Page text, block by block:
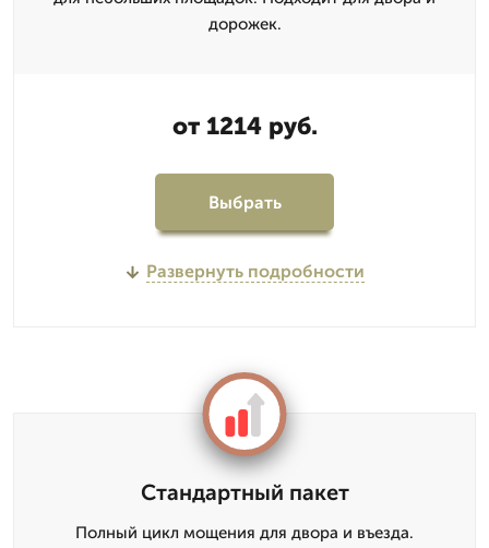
дорожек.
от 1214 руб.
Выбрать
Развернуть подробности
Стандартный пакет
Полный цикл мощения для двора и въезда.